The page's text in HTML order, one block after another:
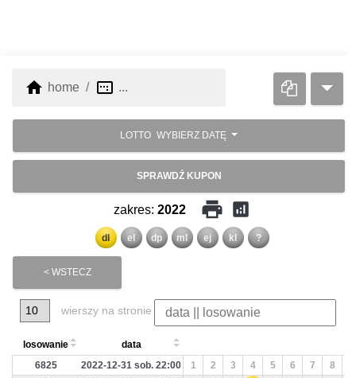
home home image_aspect_ratio ...
LOTTO WYBIERZ DATĘ
SPRAWDŹ KUPON
zakres: 2022 print analytics
dl el dp ml ej kl ?
< WSTECZ
wierszy na stronie
losowanie
data
6825
2022-12-31 sob. 22:00 1 2 3 4 5 6 7 8